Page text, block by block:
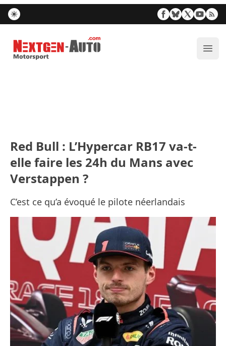
Nextgen-Auto.com
Red Bull : L’Hypercar RB17 va-t-
elle faire les 24h du Mans avec
Verstappen ?
C’est ce qu’a évoqué le pilote néerlandais